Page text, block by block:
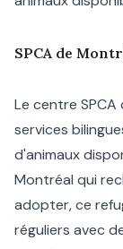
SPCA de
Le centre
services
d'animaux
Montréal qui
adopter, ce
réguliers avec